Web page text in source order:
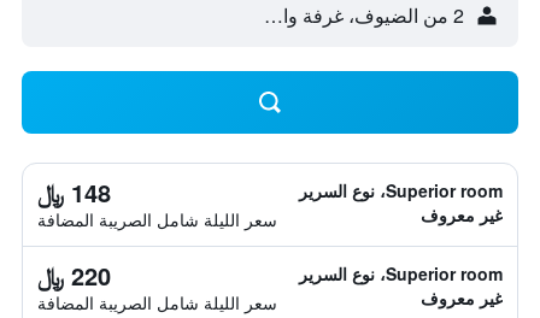
2 من الضيوف، غرفة واحدة
Superior room، نوع السرير
غير معروف
148 ﷼
سعر الليلة شامل الصريبة المضافة
Superior room، نوع السرير
غير معروف
220 ﷼
سعر الليلة شامل الصريبة المضافة